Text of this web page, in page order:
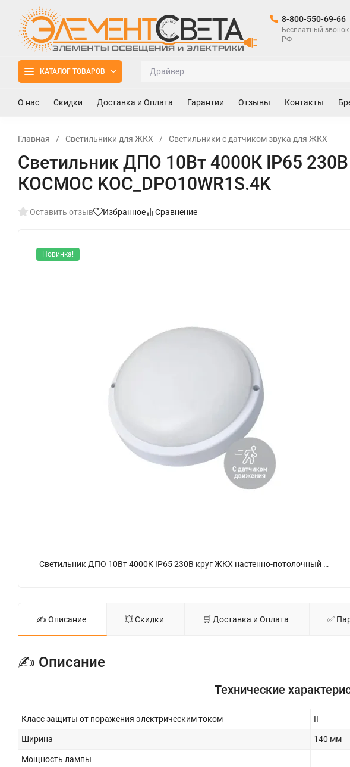
8-800-550-69-66
Бесплатный
РФ
КАТАЛОГ ТОВАРОВ
О нас Скидки Доставка и Оплата Гарантии Отзывы Контакты
Главная / Светильники для ЖКХ / Светильники с датчиком звука для ЖКХ
Светильник ДПО 10Вт 4000К IP65
КОСМОС KOC_DPO10WR1S.4K
Оставить отзыв Избранное Сравнение
Новинка!
Светильник ДПО 10Вт 4000К IP65 230В круг ЖКХ настенно-потолочный с сенсором КОСМОС KOC_DPO10WR1S.4K - фото
✍ Описание 💥 Скидки 🛒 Доставка и Оплата ✅
✍ Описание
Технические
Класс защиты от поражения электрическим током II
Ширина 140 мм
Мощность лампы